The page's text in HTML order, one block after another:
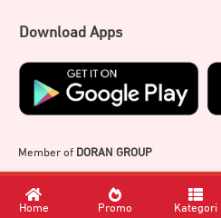
Download Apps
Member of DORAN GROUP
Home Promo Kategori